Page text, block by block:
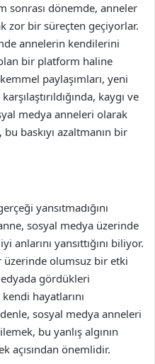
sonrası dönemde, anneler
zor bir süreçten geçiyorlar.
annelerin kendilerini
bir platform haline
paylaşımları, yeni
kaygı ve
medya anneleri olarak
baskıyı azaltmanın bir
yansıtmadığını
sosyal medya üzerinde
anlarını yansıttığını biliyor.
olumsuz bir etki
gördükleri
hayatlarını
sosyal medya anneleri
bu yanlış algının
açısından önemlidir.